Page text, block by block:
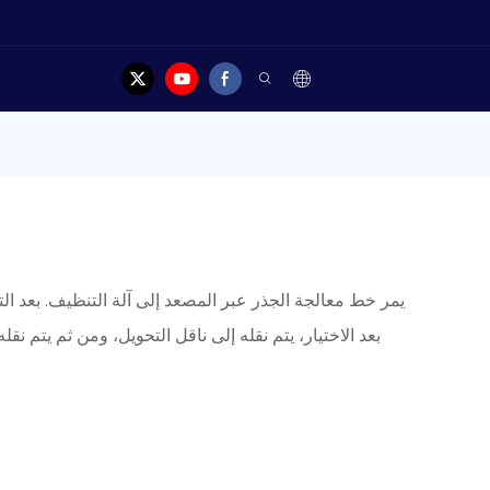
يمر خط معالجة الجذر عبر المصعد إلى آلة التنظيف. بعد
بعد الاختيار، يتم نقله إلى ناقل التحويل، ومن ثم يتم